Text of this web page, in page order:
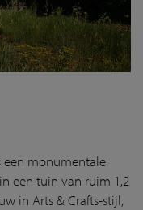
een monumentale
een tuin van ruim 1,2
in Arts & Crafts-stijl,